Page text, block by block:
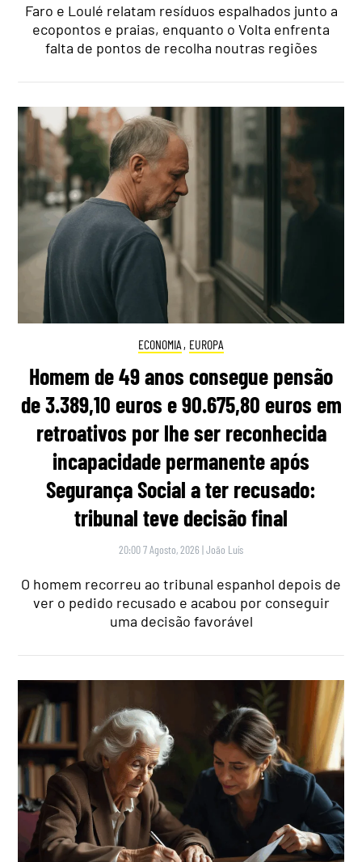
Faro e Loulé relatam resíduos espalhados junto a
ecopontos e praias, enquanto o Volta enfrenta
falta de pontos de recolha noutras regiões
ECONOMIA , EUROPA
Homem de 49 anos consegue pensão
de 3.389,10 euros e 90.675,80 euros em
retroativos por lhe ser reconhecida
incapacidade permanente após
Segurança Social a ter recusado:
tribunal teve decisão final
20:00 7 Agosto, 2026 |João Luís
O homem recorreu ao tribunal espanhol depois de
ver o pedido recusado e acabou por conseguir
uma decisão favorável